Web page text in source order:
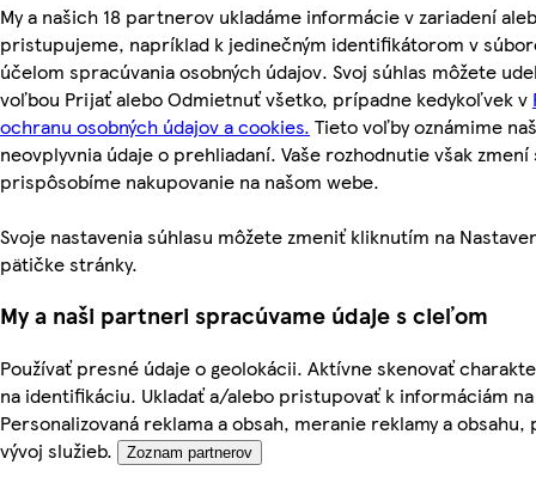
My a našich 18 partnerov ukladáme informácie v zariadení
pristupujeme, napríklad k jedinečným identifikátorom v
účelom spracúvania osobných údajov. Svoj súhlas môžete
voľbou Prijať alebo Odmietnuť všetko, prípadne kedykoľvek v
ochranu osobných údajov a cookies. Tieto voľby oznámime
neovplyvnia údaje o prehliadaní. Vaše rozhodnutie však zmení
prispôsobíme nakupovanie na našom webe.
Svoje nastavenia súhlasu môžete zmeniť kliknutím na
pätičke stránky.
My a naši partneri spracúvame údaje s cieľom
Používať presné údaje o geolokácii. Aktívne skenovať
na identifikáciu. Ukladať a/alebo pristupovať k informáciám
Personalizovaná reklama a obsah, meranie reklamy a
vývoj služieb.
Zoznam partnerov